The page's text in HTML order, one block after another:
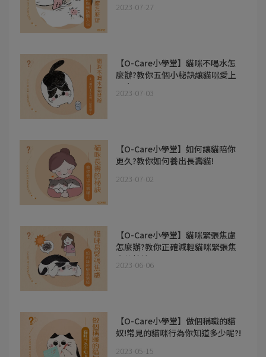
2023-07-27
【O-Care小學堂】貓咪不喝水怎
麼辦?教你五個小秘訣讓貓咪愛上
喝水!!
2023-07-03
【O-Care小學堂】如何讓貓陪你
更久?教你如何養出長壽貓!
2023-07-02
【O-Care小學堂】貓咪緊張焦慮
怎麼辦?教你正確減輕貓咪緊張焦
慮的情緒~
2023-06-06
【O-Care小學堂】做個稱職的貓
奴!常見的貓咪行為你知道多少呢?!
2023-05-15